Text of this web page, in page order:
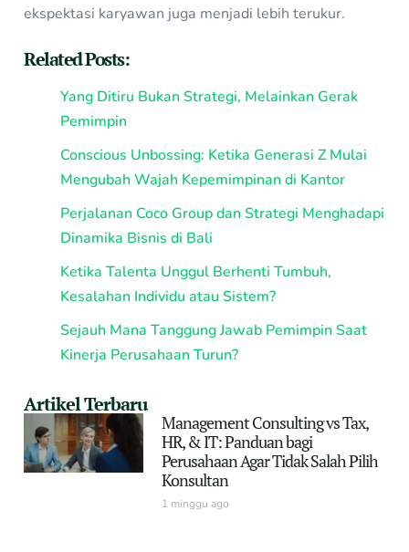
ekspektasi karyawan juga menjadi lebih terukur.
Related Posts:
Yang Ditiru Bukan Strategi, Melainkan Gerak
Pemimpin
Conscious Unbossing: Ketika Generasi Z Mulai
Mengubah Wajah Kepemimpinan di Kantor
Perjalanan Coco Group dan Strategi Menghadapi
Dinamika Bisnis di Bali
Ketika Talenta Unggul Berhenti Tumbuh,
Kesalahan Individu atau Sistem?
Sejauh Mana Tanggung Jawab Pemimpin Saat
Kinerja Perusahaan Turun?
Artikel Terbaru
Management Consulting vs Tax,
HR, & IT: Panduan bagi
Perusahaan Agar Tidak Salah Pilih
Konsultan
1 minggu ago